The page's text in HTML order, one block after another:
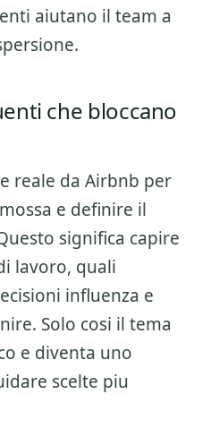
aiutano il team a
che bloccano
reale da Airbnb per
e definire il
significa capire
lavoro, quali
influenza e
Solo cosi il tema
e diventa uno
scelte piu